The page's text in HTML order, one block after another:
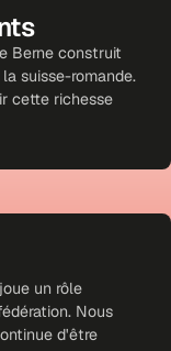
Berne construit
suisse-romande.
cette richesse
un rôle
Nous
d'être